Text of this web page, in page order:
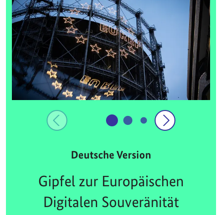
Deutsche Version
Gipfel zur Europäischen
Digitalen Souveränität